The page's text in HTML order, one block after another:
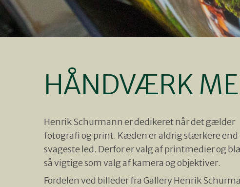
Klik på enter for at søge eller ESC for at lukke
HÅNDVÆRK
Henrik Schurmann er dedikeret når det gælder
fotografi og print. Kæden er aldrig stærkere end
svageste led. Derfor er valg af printmedier og
så vigtige som valg af kamera og objektiver.
Fordelen ved billeder fra Gallery Henrik